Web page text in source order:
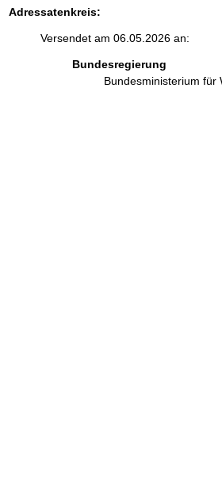
Adressatenkreis:
Versendet am 06.05.2026 an:
Bundesregierung
Bundesministerium